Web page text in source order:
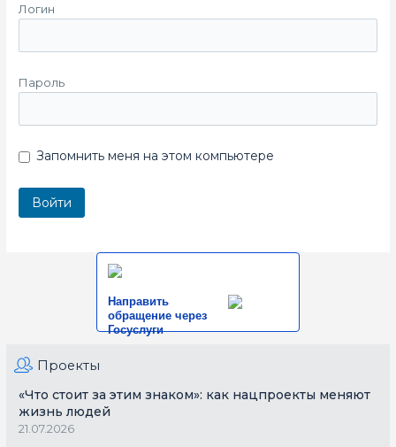
Логин
Пароль
Запомнить меня на этом компьютере
Направить
обращение через
Госуслуги
Проекты
«Что стоит за этим знаком»: как нацпроекты меняют
жизнь людей
21.07.2026